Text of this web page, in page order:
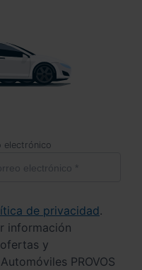
electrónico
de privacidad.
información
y
PROVOS